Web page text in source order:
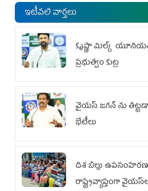
ఇటీవలి వార్తలు
కృష్ణా మిల్క్‌
ప్రభుత్వం కుట్ర
వైయ‌స్ జగన్‌ ను
భేటీలు
దిశ బిల్లు
రాష్ట్రవ్యాప్తంగా